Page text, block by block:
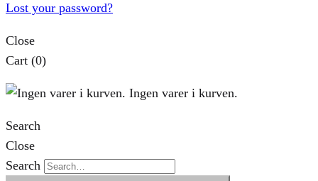
Lost your password?
Close
Cart (0)
Ingen varer i kurven.
Search
Close
Search